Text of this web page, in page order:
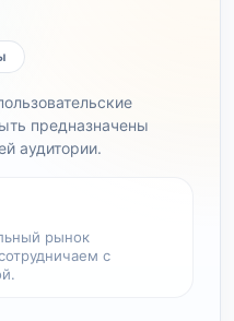
предназначены
аудитории.
рынок
с